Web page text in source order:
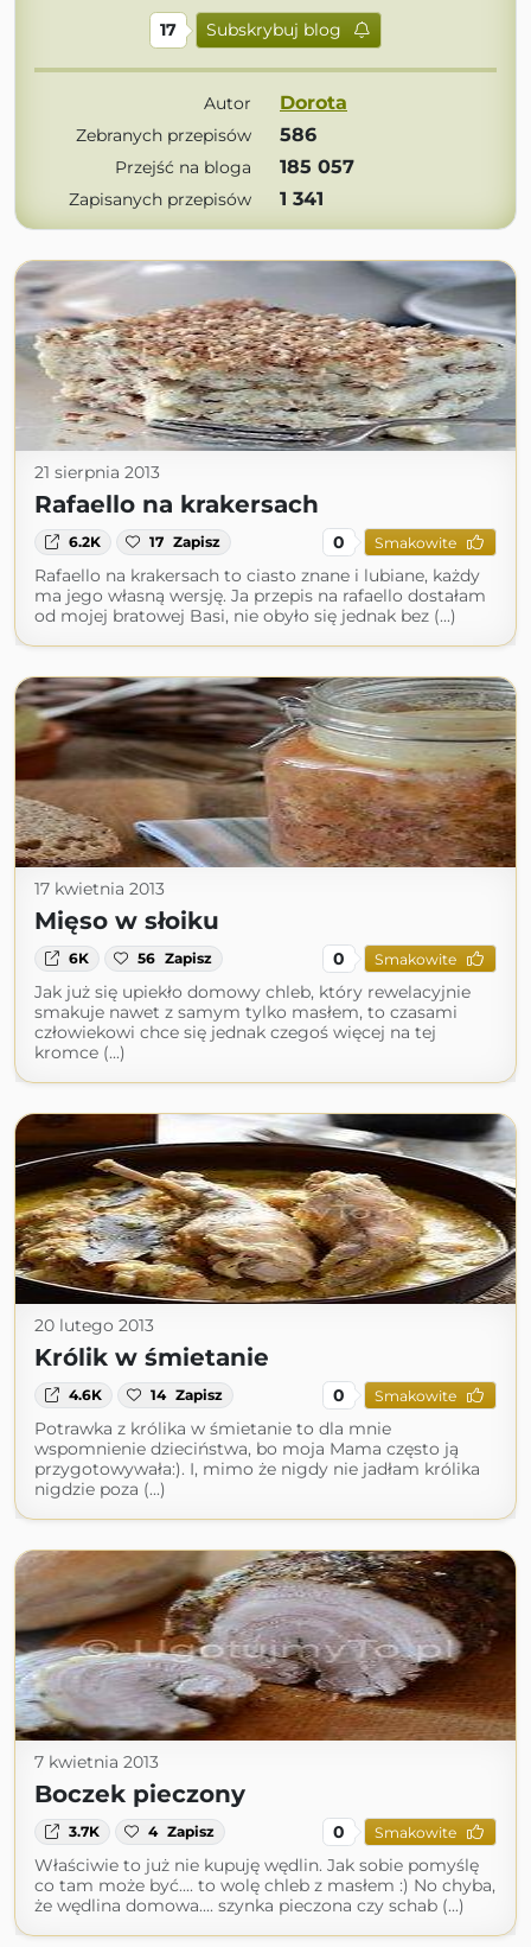
17 Subskrybuj blog
Autor Dorota
Zebranych przepisów 586
Przejść na bloga 185 057
Zapisanych przepisów 1 341
21 sierpnia 2013
Rafaello na krakersach
6.2K 17 Zapisz 0 Smakowite
Rafaello na krakersach to ciasto znane i lubiane, każdy
ma jego własną wersję. Ja przepis na rafaello dostałam
od mojej bratowej Basi, nie obyło się jednak bez (...)
17 kwietnia 2013
Mięso w słoiku
6K 56 Zapisz 0 Smakowite
Jak już się upiekło domowy chleb, który rewelacyjnie
smakuje nawet z samym tylko masłem, to czasami
człowiekowi chce się jednak czegoś więcej na tej
kromce (...)
20 lutego 2013
Królik w śmietanie
4.6K 14 Zapisz 0 Smakowite
Potrawka z królika w śmietanie to dla mnie
wspomnienie dzieciństwa, bo moja Mama często ją
przygotowywała:). I, mimo że nigdy nie jadłam królika
nigdzie poza (...)
7 kwietnia 2013
Boczek pieczony
3.7K 4 Zapisz 0 Smakowite
Właściwie to już nie kupuję wędlin. Jak sobie pomyślę
co tam może być.... to wolę chleb z masłem :) No chyba,
że wędlina domowa.... szynka pieczona czy schab (...)